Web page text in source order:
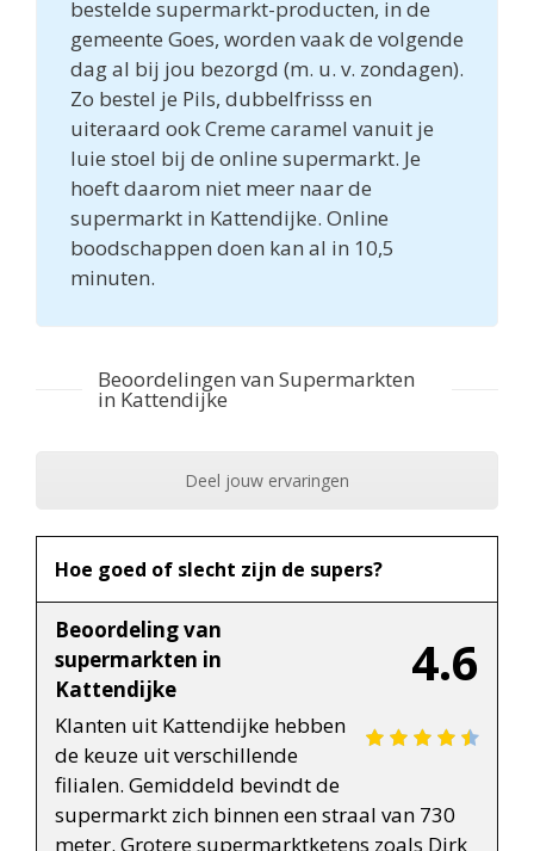
bestelde supermarkt-producten, in de
gemeente Goes, worden vaak de volgende
dag al bij jou bezorgd (m. u. v. zondagen).
Zo bestel je Pils, dubbelfrisss en
uiteraard ook Creme caramel vanuit je
luie stoel bij de online supermarkt. Je
hoeft daarom niet meer naar de
supermarkt in Kattendijke. Online
boodschappen doen kan al in 10,5
minuten.
Beoordelingen van Supermarkten
in Kattendijke
Deel jouw ervaringen
Hoe goed of slecht zijn de supers?
4.6
Beoordeling van
supermarkten in
Kattendijke
Klanten uit Kattendijke hebben
de keuze uit verschillende
filialen. Gemiddeld bevindt de
supermarkt zich binnen een straal van 730
meter. Grotere supermarktketens zoals Dirk